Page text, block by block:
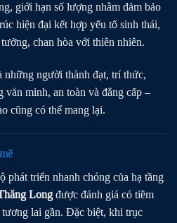
giới hạn số lượng nhằm đảm bảo
hiện đại kết hợp yếu tố sinh thái,
chan hòa với thiên nhiên.
những người thành đạt, trí thức,
văn minh, an toàn và đẳng cấp –
cũng có thể mang lại.
triển nhanh chóng của hạ tầng
Long được đánh giá có tiềm
lai gần. Đặc biệt, khi trục